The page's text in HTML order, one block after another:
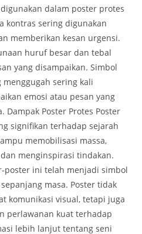
dalam poster protes
kontras sering digunakan
memberikan kesan urgensi.
huruf besar dan tebal
yang disampaikan. Simbol
menggugah sering kali
emosi atau pesan yang
Dampak Poster Protes Poster
signifikan terhadap sejarah
memobilisasi massa,
menginspirasi tindakan.
poster ini telah menjadi simbol
masa. Poster tidak
komunikasi visual, tetapi juga
perlawanan kuat terhadap
lebih lanjut tentang seni